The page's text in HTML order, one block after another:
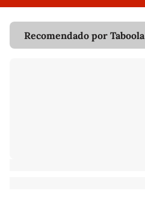
Recomendado por Taboola